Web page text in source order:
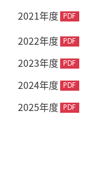
2021年度
2022年度
2023年度
2024年度
2025年度